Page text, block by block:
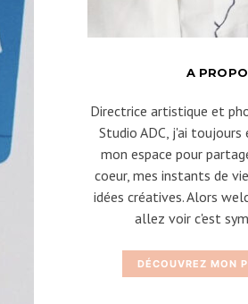
A
Directrice artistique et
Studio ADC, j'ai toujours
mon espace pour
coeur, mes instants de
idées créatives. Alors
allez voir c'est
DÉCOUVREZ MON